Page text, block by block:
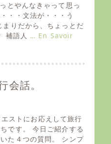
とやんなきゃって思っ
・・文法が・・・う
りだから、ちょっとだ
補語人 … En Savoir
会話。
ストにお応えして旅行
です。 今日ご紹介する
た４つの質問。 シンプ